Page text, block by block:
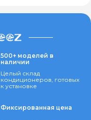
500+ моделей в
наличии
Целый склад
кондиционеров, готовых
к установке
Фиксированная цена